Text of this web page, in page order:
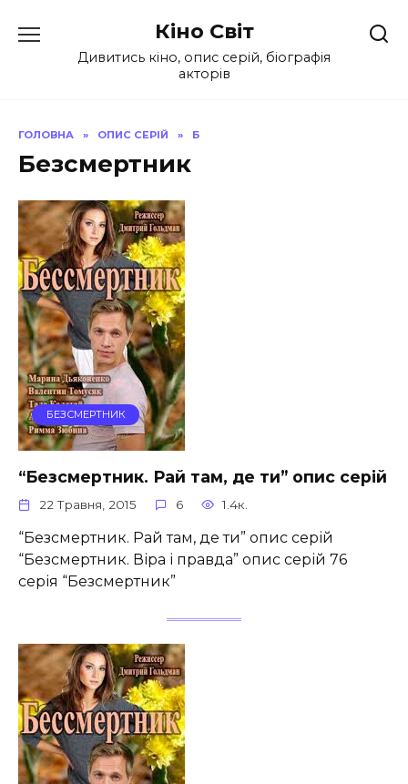
до
Кіно Світ
Дивитись кіно, опис серій, біографія
акторів
ГОЛОВНА » ОПИС СЕРІЙ » Б
Безсмертник
БЕЗСМЕРТНИК
“Безсмертник. Рай там, де ти” опис серій
22 Травня, 2015 6 1.4к.
“Безсмертник. Рай там, де ти” опис серій
“Безсмертник. Віра і правда” опис серій 76
серія “Безсмертник”